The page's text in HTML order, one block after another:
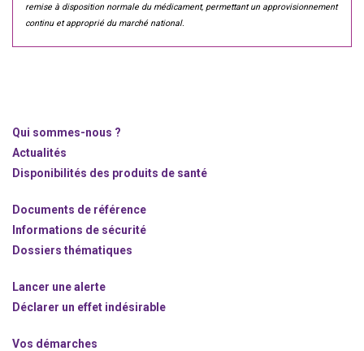
remise à disposition normale du médicament, permettant un approvisionnement
continu et approprié du marché national.
Qui sommes-nous ?
Actualités
Disponibilités des produits de santé
Documents de référence
Informations de sécurité
Dossiers thématiques
Lancer une alerte
Déclarer un effet indésirable
Vos démarches